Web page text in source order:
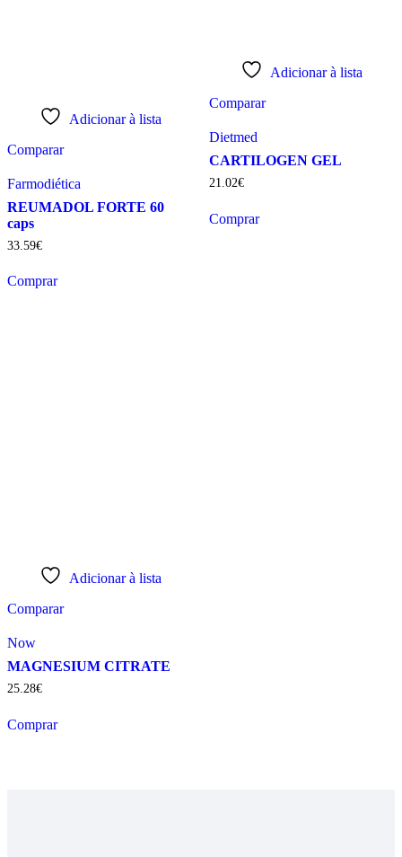
Adicionar à lista
Comparar
Farmodiética
REUMADOL FORTE 60
caps
33 59€
Comprar
Adicionar à lista
Comparar
Dietmed
CARTILOGEN GEL
21.02€
Comprar
Adicionar à lista
Comparar
Now
MAGNESIUM CITRATE
25 28€
Comprar